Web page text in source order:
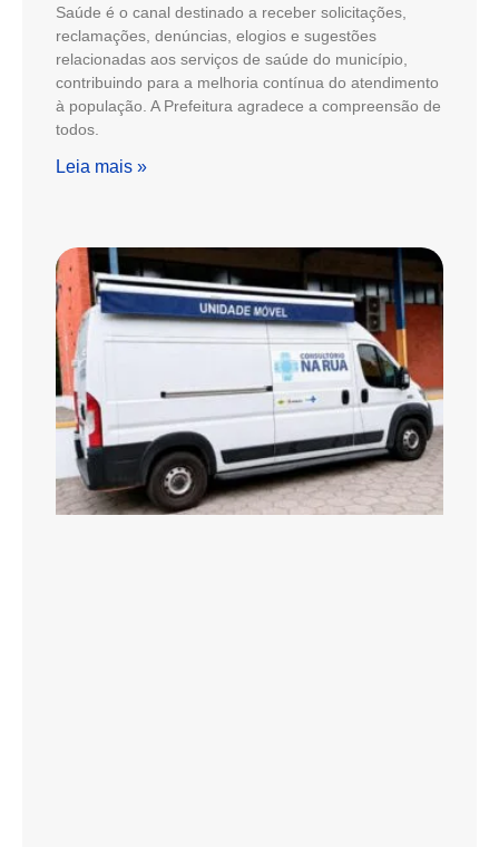
Saúde é o canal destinado a receber solicitações,
reclamações, denúncias, elogios e sugestões
relacionadas aos serviços de saúde do município,
contribuindo para a melhoria contínua do atendimento
à população. A Prefeitura agradece a compreensão de
todos.
Leia mais »